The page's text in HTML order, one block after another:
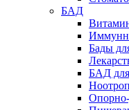
БАД
Бады
БАД
Опорно-